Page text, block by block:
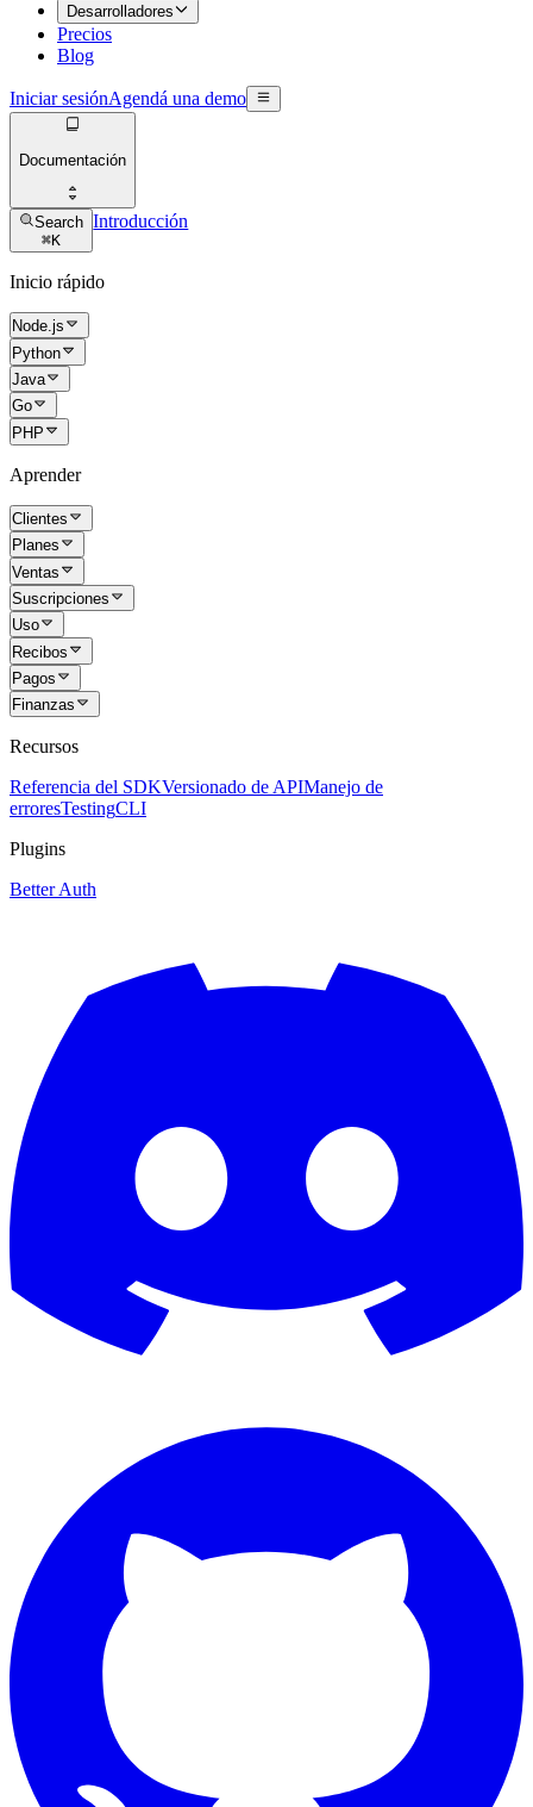
Desarrolladores
Precios
Blog
Iniciar sesiónAgendá una demo
Documentación
Search
⌘K
Introducción
Inicio rápido
Node.js
Python
Java
Go
PHP
Aprender
Clientes
Planes
Ventas
Suscripciones
Uso
Recibos
Pagos
Finanzas
Recursos
Referencia del SDKVersionado de APIManejo de
erroresTestingCLI
Plugins
Better Auth